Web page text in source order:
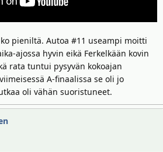
pieniltä. Autoa #11 useampi moitti
ajossa hyvin eikä Ferkelkään kovin
rata tuntui pysyvän kokoajan
A-finaalissa se oli jo
oli vähän suoristuneet.